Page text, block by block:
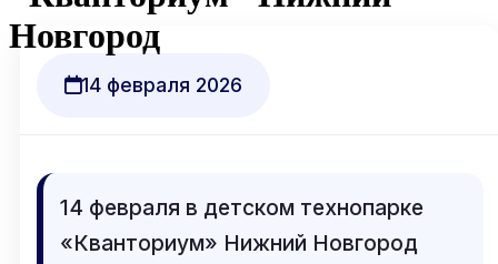
Новгород
14 февраля 2026
14 февраля в детском технопарке
«Кванториум» Нижний Новгород